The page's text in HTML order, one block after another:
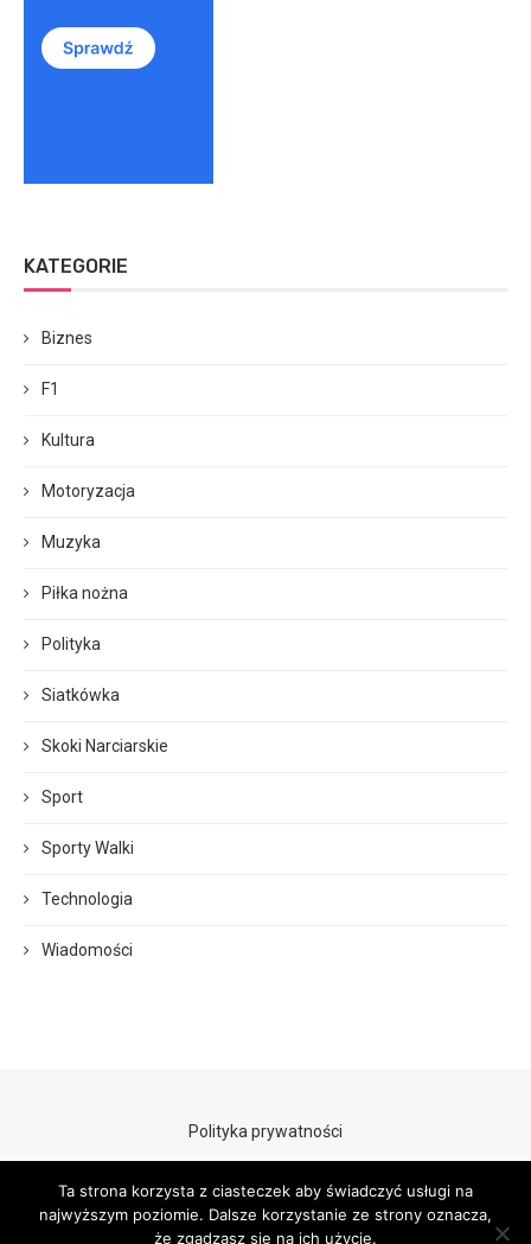
KATEGORIE
Biznes
F1
Kultura
Motoryzacja
Muzyka
Piłka nożna
Polityka
Siatkówka
Skoki Narciarskie
Sport
Sporty Walki
Technologia
Wiadomości
Polityka prywatności
Ta strona korzysta z ciasteczek aby świadczyć usługi na
najwyższym poziomie. Dalsze korzystanie ze strony oznacza,
że zgadzasz się na ich użycie.